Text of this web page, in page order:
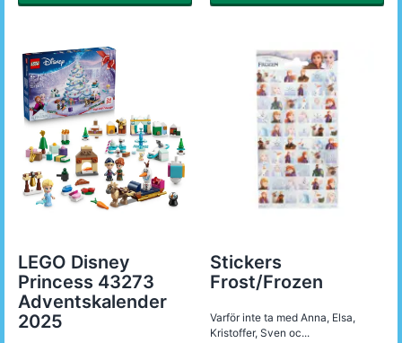
LEGO Disney
Princess 43273
Adventskalender
2025
Stickers
Frost/Frozen
Varför inte ta med Anna, Elsa,
Kristoffer, Sven oc...